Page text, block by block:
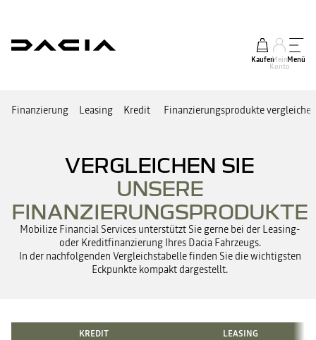
KaufenMein
Konto
Menü
Finanzierung Leasing Kredit Finanzierungsprodukte vergleichen
VERGLEICHEN SIE
UNSERE
FINANZIERUNGSPRODUKTE
Mobilize Financial Services unterstützt Sie gerne bei der Leasing-
oder Kreditfinanzierung Ihres Dacia Fahrzeugs.
In der nachfolgenden Vergleichstabelle finden Sie die wichtigsten
Eckpunkte kompakt dargestellt.
KREDIT LEASING